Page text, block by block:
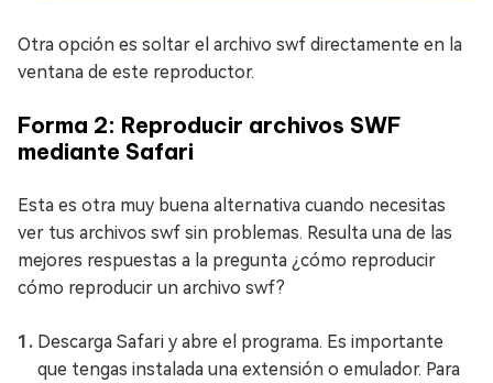
Otra opción es soltar el archivo swf directamente en la
ventana de este reproductor.
Forma 2: Reproducir archivos SWF
mediante Safari
Esta es otra muy buena alternativa cuando necesitas
ver tus archivos swf sin problemas. Resulta una de las
mejores respuestas a la pregunta ¿cómo reproducir
cómo reproducir un archivo swf?
Descarga Safari y abre el programa. Es importante
que tengas instalada una extensión o emulador. Para